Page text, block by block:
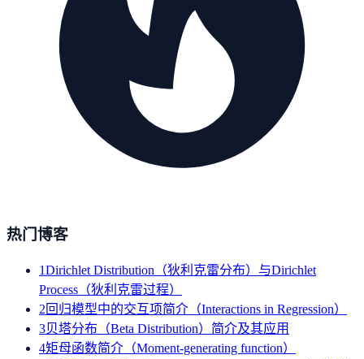
热门博客
1Dirichlet Distribution（狄利克雷分布）与Dirichlet
Process（狄利克雷过程）
2回归模型中的交互项简介（Interactions in Regression）
3贝塔分布（Beta Distribution）简介及其应用
4矩母函数简介（Moment-generating function）